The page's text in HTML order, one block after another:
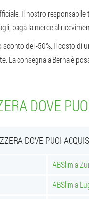
Il nostro
paga la merce al
del -50%. Il costo di
La consegna a Berna è
DOVE
DOVE PUOI
ABSlim a
ABSlim a